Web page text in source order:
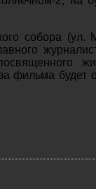
собора (ул.
фильма будет